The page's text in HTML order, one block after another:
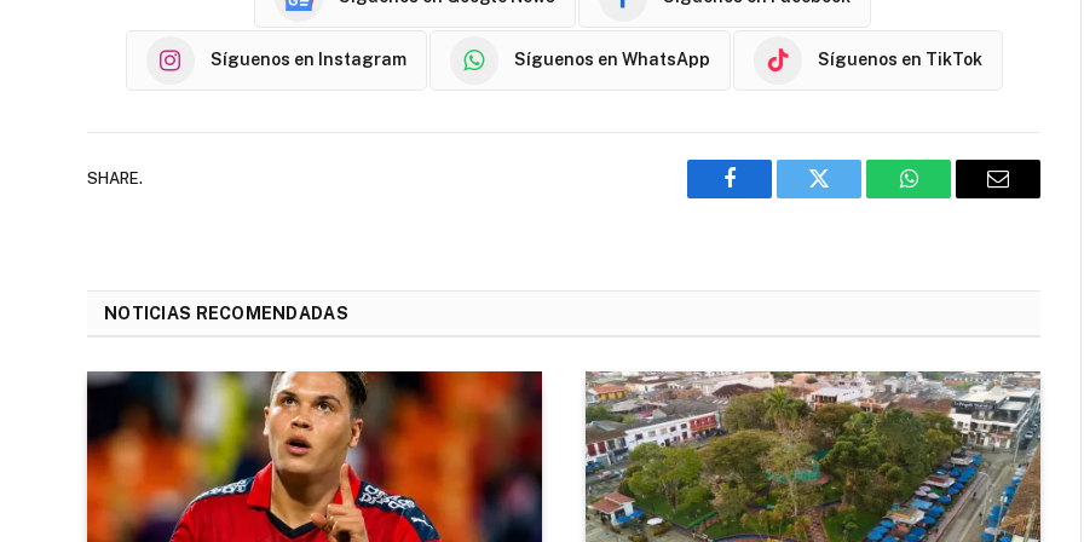
Síguenos en Instagram Síguenos en WhatsApp Síguenos en TikTok
SHARE.
Facebook Twitter WhatsAppEmail
NOTICIAS RECOMENDADAS